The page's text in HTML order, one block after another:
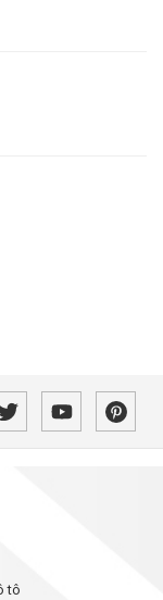
tô